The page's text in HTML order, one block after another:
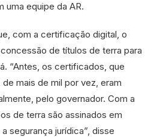
uma equipe da AR.
com a certificação digital, o
de títulos de terra para
“Antes, os certificados, que
mais de mil por vez, eram
pelo governador. Com a
de terra são assinados em
segurança jurídica”, disse